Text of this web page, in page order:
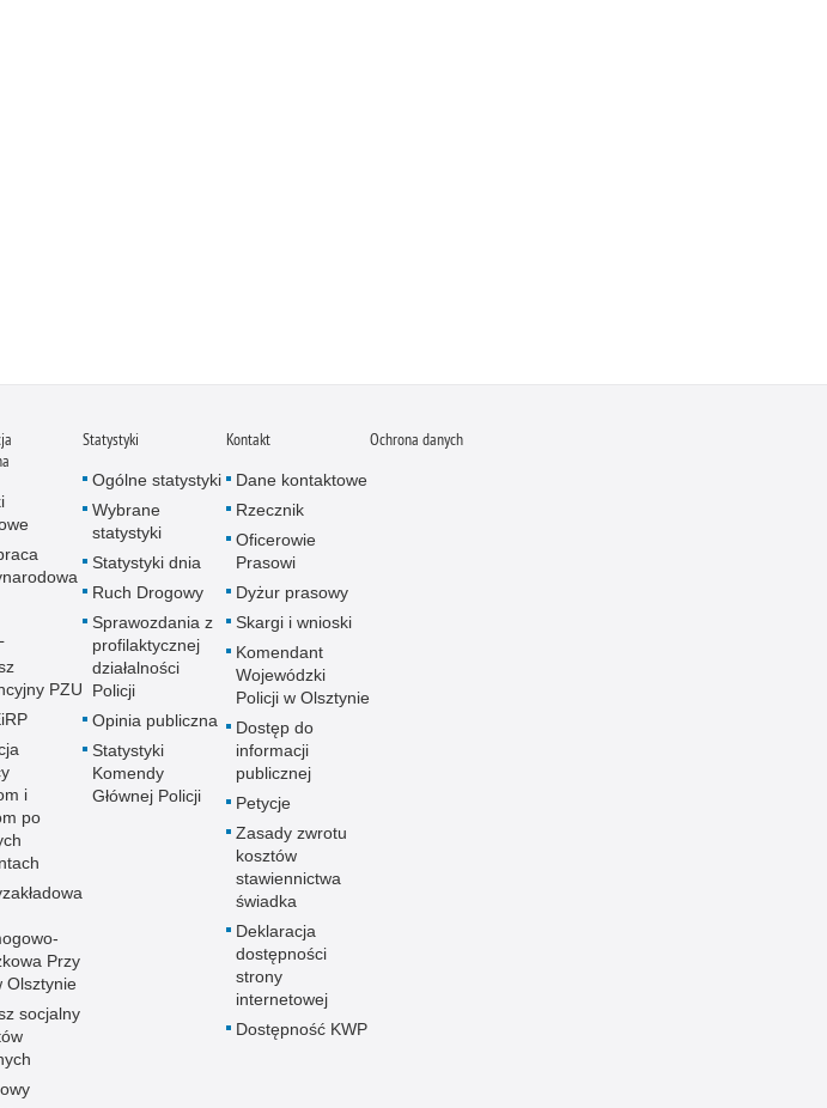
PZU
i
po
Przy
Olsztynie
socjalny
Statystyki
Ogólne statystyki
Wybrane
statystyki
Statystyki dnia
Ruch Drogowy
Sprawozdania z
profilaktycznej
działalności
Policji
Opinia publiczna
Statystyki
Komendy
Głównej Policji
Kontakt
Dane kontaktowe
Rzecznik
Oficerowie
Prasowi
Dyżur prasowy
Skargi i wnioski
Komendant
Wojewódzki
Policji w Olsztynie
Dostęp do
informacji
publicznej
Petycje
Zasady zwrotu
kosztów
stawiennictwa
świadka
Deklaracja
dostępności
strony
internetowej
Dostępność KWP
Ochrona danych